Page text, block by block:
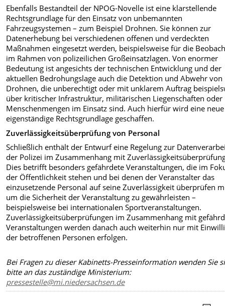
Ebenfalls Bestandteil der NPOG-Novelle ist eine klarstellende
Rechtsgrundlage für den Einsatz von unbemannten
Fahrzeugsystemen – zum Beispiel Drohnen. Sie können zur
Datenerhebung bei verschiedenen offenen und verdeckten
Maßnahmen eingesetzt werden, beispielsweise für die
im Rahmen von polizeilichen Großeinsatzlagen. Von enormer
Bedeutung ist angesichts der technischen Entwicklung und der
aktuellen Bedrohungslage auch die Detektion und Abwehr von
Drohnen, die unberechtigt oder mit unklarem Auftrag
über kritischer Infrastruktur, militärischen Liegenschaften oder
Menschenmengen im Einsatz sind. Auch hierfür wird eine neue
eigenständige Rechtsgrundlage geschaffen.
Zuverlässigkeitsüberprüfung von Personal
Schließlich enthält der Entwurf eine Regelung zur
der Polizei im Zusammenhang mit
Dies betrifft besonders gefährdete Veranstaltungen, die im
der Öffentlichkeit stehen und bei denen der Veranstalter das
einzusetzende Personal auf seine Zuverlässigkeit überprüfen
um die Sicherheit der Veranstaltung zu gewährleisten –
beispielsweise bei internationalen Sportveranstaltungen.
Zuverlässigkeitsüberprüfungen im Zusammenhang mit
Veranstaltungen werden danach auch weiterhin nur mit
der betroffenen Personen erfolgen.
Bei Fragen zu dieser Kabinetts-Presseinformation wenden Sie
bitte an das zuständige Ministerium:
pressestelle@mi.niedersachsen.de